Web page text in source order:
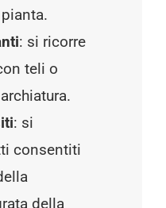
: si ricorre
teli o
: si
consentiti
della